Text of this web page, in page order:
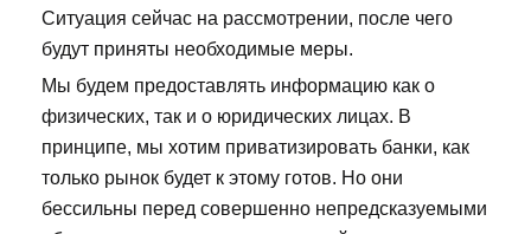
Ситуация сейчас на рассмотрении, после чего
будут приняты необходимые меры.
Мы будем предоставлять информацию как о
физических, так и о юридических лицах. В
принципе, мы хотим приватизировать банки, как
только рынок будет к этому готов. Но они
бессильны перед совершенно непредсказуемыми